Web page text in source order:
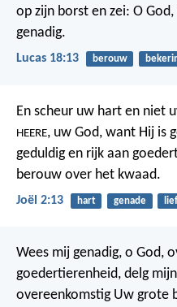
op zijn borst en zei: O
genadig.
Lucas 18:13 berouw
En scheur uw hart en niet
HEERE, uw God, want Hij is
geduldig en rijk aan
berouw over het kwaad.
Joël 2:13 hart genade
Wees mij genadig, o God,
goedertierenheid, delg
overeenkomstig Uw grote